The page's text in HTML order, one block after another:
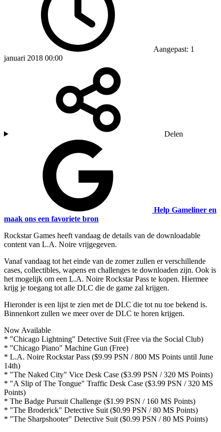
Aangepast: 1
januari 2018 00:00
Delen
Help Gameliner en
maak ons een favoriete bron
Rockstar Games heeft vandaag de details van de downloadable
content van L.A. Noire vrijgegeven.
Vanaf vandaag tot het einde van de zomer zullen er verschillende
cases, collectibles, wapens en challenges te downloaden zijn. Ook is
het mogelijk om een L.A. Noire Rockstar Pass te kopen. Hiermee
krijg je toegang tot alle DLC die de game zal krijgen.
Hieronder is een lijst te zien met de DLC die tot nu toe bekend is.
Binnenkort zullen we meer over de DLC te horen krijgen.
Now Available
* "Chicago Lightning" Detective Suit (Free via the Social Club)
* "Chicago Piano" Machine Gun (Free)
* L.A. Noire Rockstar Pass ($9.99 PSN / 800 MS Points until June
14th)
* "The Naked City" Vice Desk Case ($3.99 PSN / 320 MS Points)
* "A Slip of The Tongue" Traffic Desk Case ($3.99 PSN / 320 MS
Points)
* The Badge Pursuit Challenge ($1.99 PSN / 160 MS Points)
* "The Broderick" Detective Suit ($0.99 PSN / 80 MS Points)
* "The Sharpshooter" Detective Suit ($0.99 PSN / 80 MS Points)